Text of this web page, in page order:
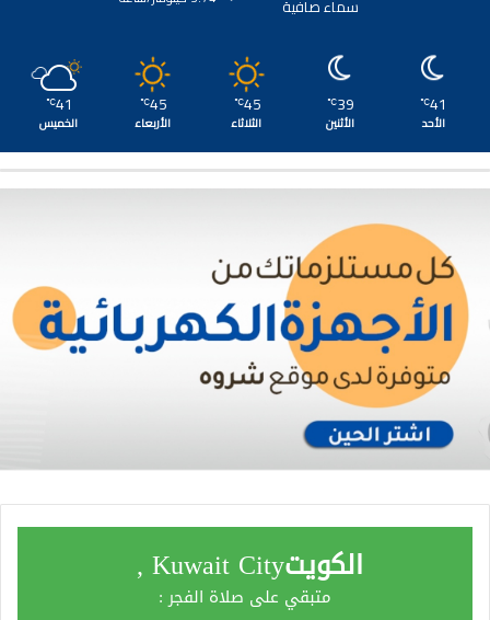
سماء صافية
41
℃
الأحد
39
℃
الأثنين
45
℃
الثلاثاء
45
℃
الأربعاء
41
℃
الخميس